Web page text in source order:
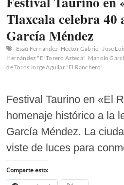
Tlaxcala celebra 40
García Méndez
Esaú Fernández Héctor Gabriel Jose
Hernández "El Torero Azteca" Manolo
de Toros Jorge Aguilar "El Ranchero"
Festival Taurino en «El
homenaje histórico a la
García Méndez. La
viste de luces para
Comparte esto: